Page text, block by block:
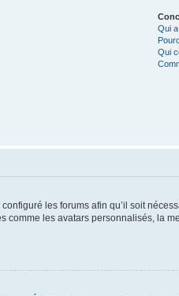
Qui
Qui
les forums afin qu’il soit
les avatars personnalisés, la